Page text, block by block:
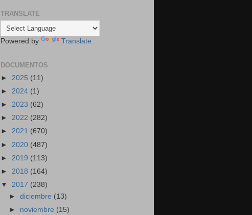
TRANSLATE
Powered by Translate
DOCUMENTOS
► 2025 (11)
► 2024 (1)
► 2023 (62)
► 2022 (282)
► 2021 (670)
► 2020 (487)
► 2019 (113)
► 2018 (164)
▼ 2017 (238)
►diciembre (13)
► noviembre (15)